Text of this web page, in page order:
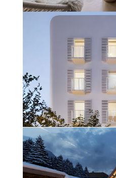
UNIFAMILIAR
Més
HOTEL
Més